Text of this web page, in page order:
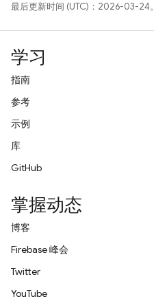
最后更新时间 (UTC)：2026-03-24。
学习
指南
参考
示例
库
GitHub
掌握动态
博客
Firebase 峰会
Twitter
YouTube